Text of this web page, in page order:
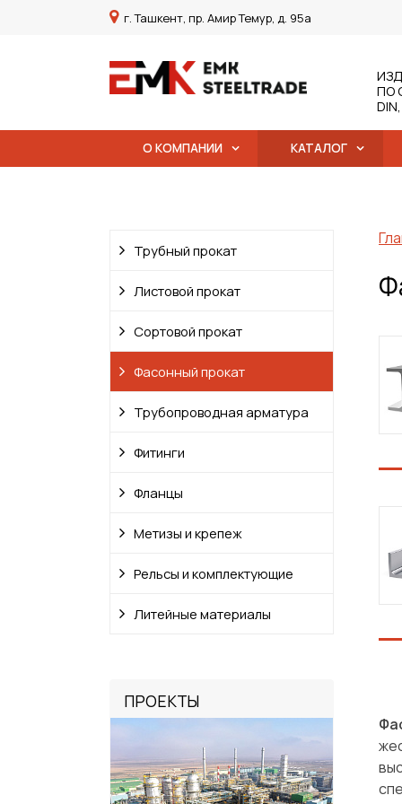
г. Ташкент, пр. Амир Темур, д. 95а
ПО
О КОМПАНИИ КАТАЛОГ
Трубный прокат
Листовой прокат
Сортовой прокат
Фасонный прокат
Трубопроводная арматура
Фитинги
Фланцы
Метизы и крепеж
Рельсы и комплектующие
Литейные материалы
ПРОЕКТЫ